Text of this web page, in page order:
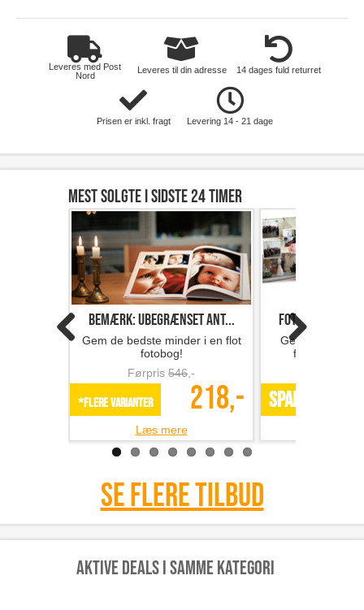
Leveres med Post
Nord
Leveres til din adresse 14 dages fuld returret
Prisen er inkl. fragt Levering 14 - 21 dage
Mest solgte i sidste 24 timer
Bemærk: Ubegrænset ant...
Gem de bedste minder i en flot
fotobog!
Førpris 546,-
*Flere varianter 218,-
Læs mere
Fotobog med
Gem minderne
fotobog fra
SPAR 49%
Se flere tilbud
Aktive deals i samme kategori